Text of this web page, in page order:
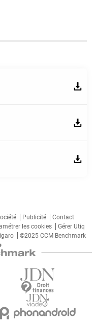
Publicité
Contact
les cookies
Gérer Utiq
©2025 CCM Benchmark